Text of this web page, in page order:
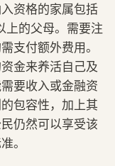
资格的家属包括
上的父母。需要注
支付额外费用。
金来养活自己及
要收入或金融资
包容性，加上其
仍然可以享受该
。